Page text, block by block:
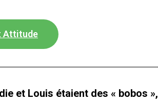
Attitude
et Louis étaient des « bobos »,